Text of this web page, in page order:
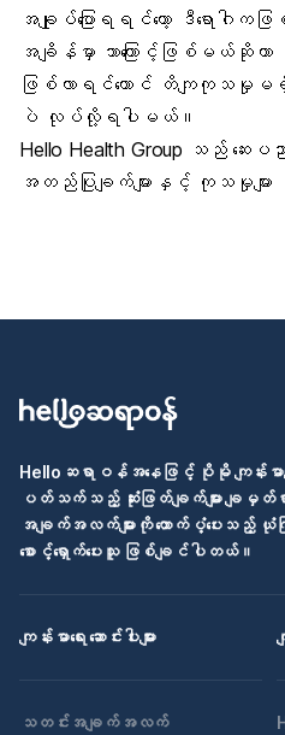
အချုပ်ပြောရရင်တော့ ဒီရောဂါ
အချိန်မှာ ဘာ‌ကြောင့်ဖြစ်မယ်ဆို
ဖြစ်လာရင်တောင် တိကျကုသမှု
ပဲ လုပ်လို့ရပါမယ်။
Hello Health Group သည် ဆေးပညာ
အတည်ပြုချက်များနှင့် ကုသမှုများ
Helloဆရာဝန်အနေဖြင့် ပိုမို ကျန်းမာ
ပတ်သက်သည့် ဆုံးဖြတ်ချက်များ ချမှတ်ရ
အချက်အလက်များကို ထောက်ပံ့ပေးသည့် ယုံက
စောင့်ရှောက်ပေးသူ ဖြစ်ချင်ပါတယ်။
ကျန်းမာရေး ဆောင်းပါးများ
သတင်းအချက်အလက်